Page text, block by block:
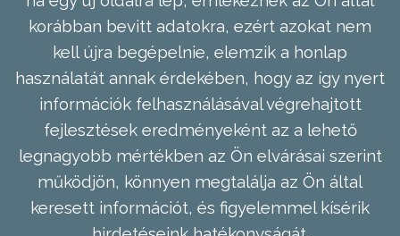
korábban bevitt adatokra, ezért azokat nem
kell újra begépelnie, elemzik a honlap
használatát annak érdekében, hogy az így nyert
információk felhasználásával végrehajtott
fejlesztések eredményeként az a lehető
legnagyobb mértékben az Ön elvárásai szerint
működjön, könnyen megtalálja az Ön által
keresett információt, és figyelemmel kísérik